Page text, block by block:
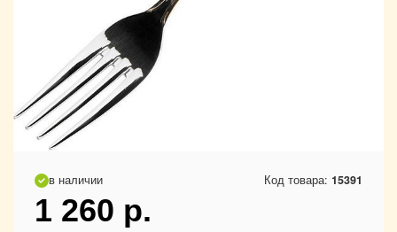
в наличии Код товара: 15391
1 260 р.